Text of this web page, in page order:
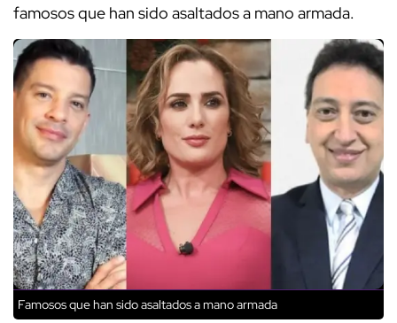
famosos que han sido asaltados a mano armada.
Famosos que han sido asaltados a mano armada